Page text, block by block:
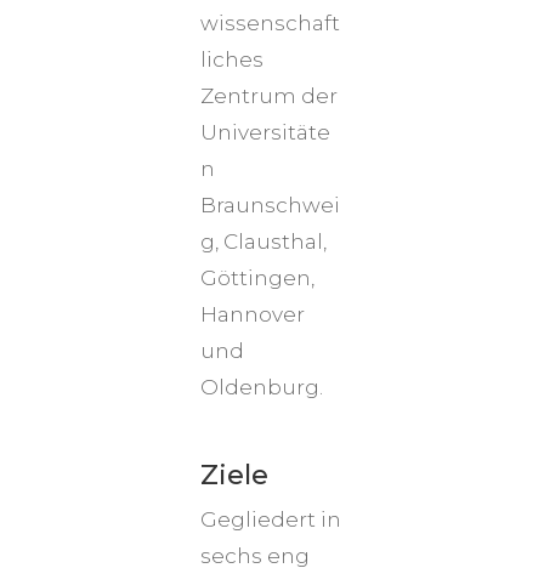
wissenschaft
liches
Zentrum der
Universitäte
n
Braunschwei
g, Clausthal,
Göttingen,
Hannover
und
Oldenburg.
Ziele
Gegliedert in
sechs eng